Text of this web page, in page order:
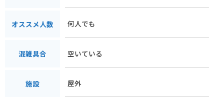
オススメ人数 何人でも
混雑具合 空いている
施設 屋外